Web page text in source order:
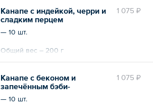
1 075 ₽
Канапе с индейкой, черри и
сладким перцем
— 10 шт.
Общий вес – 200 г
1 075 ₽
Канапе с беконом и
запечённым бэби-
картофелем
— 10 шт.